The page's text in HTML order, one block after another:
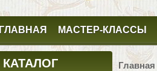
ГЛАВНАЯ МАСТЕР-КЛАССЫ
КАТАЛОГ Главная